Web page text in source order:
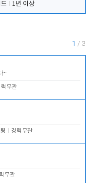
1년 이상
1 / 3
~
력무관
경력무관
무관